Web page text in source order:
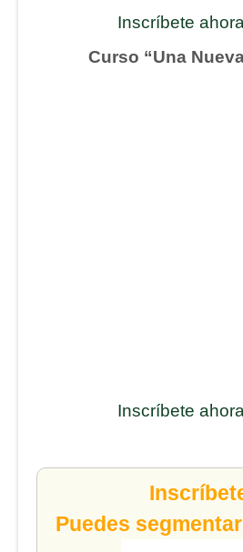
Inscríbete
Curso “Una
Inscríbete
Puedes